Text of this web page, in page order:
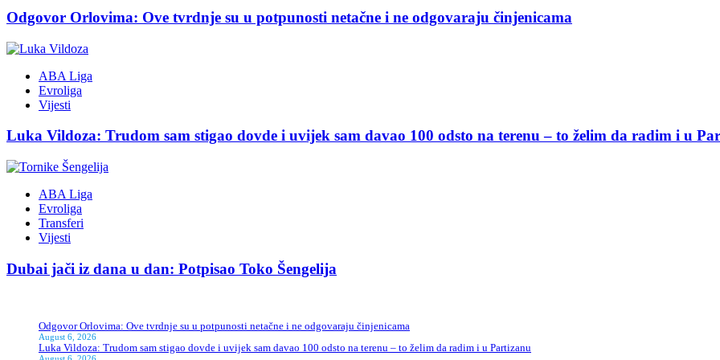
Odgovor Orlovima: ​Ove tvrdnje su u potpunosti netačne i ne odgovaraju činjenicama
ABA Liga
Evroliga
Vijesti
Luka Vildoza: Trudom sam stigao dovde i uvijek sam davao 100 odsto na terenu – to želim da radim i u
ABA Liga
Evroliga
Transferi
Vijesti
Dubai jači iz dana u dan: Potpisao Toko Šengelija
Odgovor Orlovima: ​Ove tvrdnje su u potpunosti netačne i ne odgovaraju činjenicama
August 6, 2026
Luka Vildoza: Trudom sam stigao dovde i uvijek sam davao 100 odsto na terenu – to želim da radim i u Partizanu